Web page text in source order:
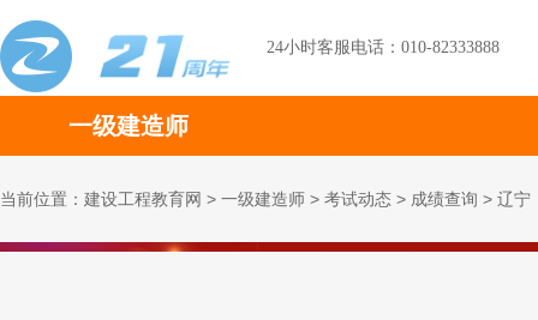
24小时客服电话：010-82333888
一级建造师
当前位置： 建设工程教育网 > 一级建造师 > 考试动态 > 成绩查询 > 辽宁